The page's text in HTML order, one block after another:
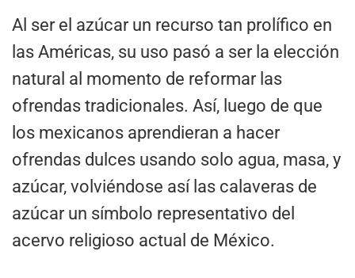
Al ser el azúcar un recurso tan prolífico en
las Américas, su uso pasó a ser la elección
natural al momento de reformar las
ofrendas tradicionales. Así, luego de que
los mexicanos aprendieran a hacer
ofrendas dulces usando solo agua, masa, y
azúcar, volviéndose así las calaveras de
azúcar un símbolo representativo del
acervo religioso actual de México.